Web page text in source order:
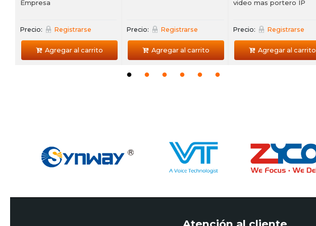
Empresa
Precio: Registrarse
Agregar al carrito
Precio: Registrarse
Agregar al carrito
video mas portero IP
Precio: Registrarse
Agregar al carrito